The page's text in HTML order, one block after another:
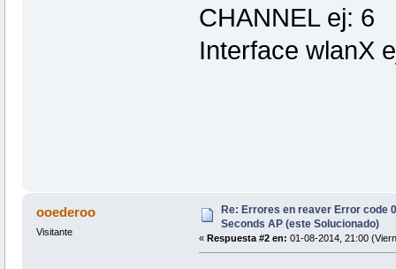
CHANNEL ej: 6
Interface wlanX
ooederoo
Visitante
Re: Errores en reaver Error code
Seconds AP (este Solucionado)
« Respuesta #2 en: 01-08-2014, 21:00